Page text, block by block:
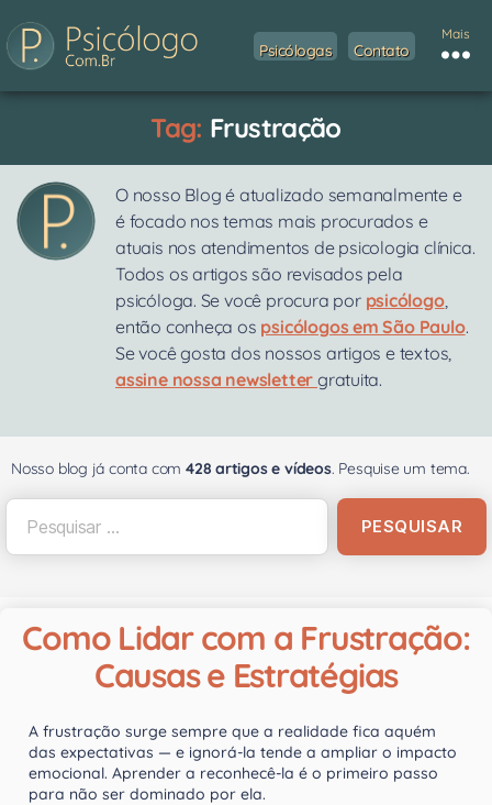
Psicólogas Contato
Mais
Tag: Frustração
O nosso Blog é atualizado semanalmente e
é focado nos temas mais procurados e
atuais nos atendimentos de psicologia clínica.
Todos os artigos são revisados pela
psicóloga. Se você procura por psicólogo,
então conheça os psicólogos em São Paulo.
Se você gosta dos nossos artigos e textos,
assine nossa newsletter gratuita.
Nosso blog já conta com 428 artigos e vídeos. Pesquise um tema.
Como Lidar com a Frustração:
Causas e Estratégias
A frustração surge sempre que a realidade fica aquém
das expectativas — e ignorá-la tende a ampliar o impacto
emocional. Aprender a reconhecê-la é o primeiro passo
para não ser dominado por ela.